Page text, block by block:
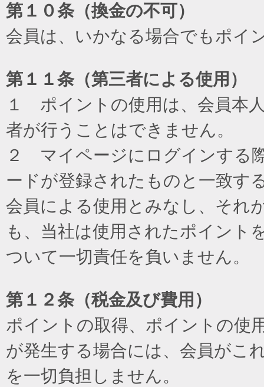
第１０条（換金の不可）
会員は、いかなる場合でもポイ
第１１条（第三者による使用）
１ ポイントの使用は、会員本
者が行うことはできません。
２ マイページにログインする
ードが登録されたものと一致す
会員による使用とみなし、それ
も、当社は使用されたポイント
ついて一切責任を負いません。
第１２条（税金及び費用）
ポイントの取得、ポイントの使
が発生する場合には、会員がこ
を一切負担しません。